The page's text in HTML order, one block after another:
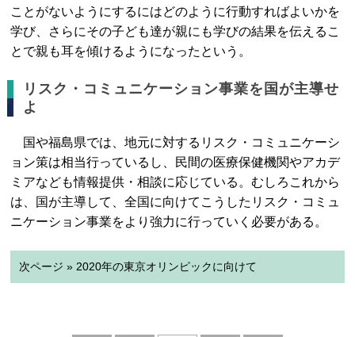
ことがないようにするにはどのように行動すればよいかを
学び、さらにその子ども達が親にも学びの結果を伝えるこ
とで親も耳を傾けるようになったという。
リスク・コミュニケーション事業を国が主導せ
よ
国や福島県では、地元に対するリスク・コミュニケーシ
ョン策は相当行っているし、民間の医療保健機関やアカデ
ミアなども情報提供・相談に応じている。むしろこれから
は、国が主導して、全国に向けてこうしたリスク・コミュ
ニケーション事業をより強力に行っていく必要がある。
次ページ » 2020年の東京オリンピックに向けて